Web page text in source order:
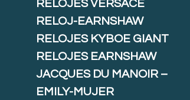
RELOJES VERSACE
RELOJ-EARNSHAW
RELOJES KYBOE GIANT
RELOJES EARNSHAW
JACQUES DU MANOIR –
EMILY-MUJER